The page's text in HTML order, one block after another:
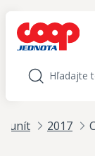
Hľadať
2017